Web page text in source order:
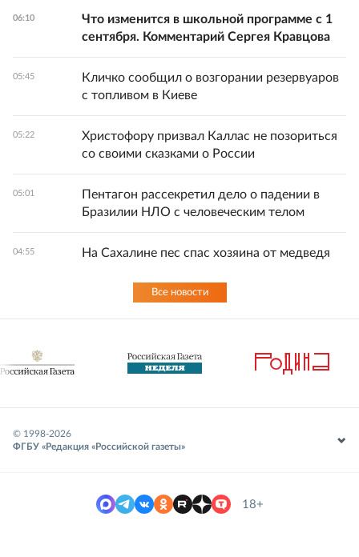
06:10
Что изменится в школьной программе с 1
сентября. Комментарий Сергея Кравцова
05:45
Кличко сообщил о возгорании резервуаров
с топливом в Киеве
05:22
Христофору призвал Каллас не позориться
со своими сказками о России
05:01
Пентагон рассекретил дело о падении в
Бразилии НЛО с человеческим телом
04:55 На Сахалине пес спас хозяина от медведя
Все новости
© 1998-2026
ФГБУ «Редакция «Российской газеты»
18+